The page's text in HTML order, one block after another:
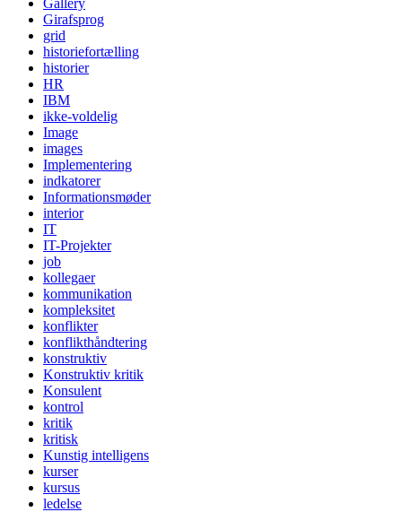
Girafsprog
grid
historiefortælling
historier
HR
IBM
ikke-voldelig
Image
images
Implementering
indkatorer
Informationsmøder
interior
IT
IT-Projekter
job
kollegaer
kommunikation
kompleksitet
konflikter
konflikthåndtering
konstruktiv
Konstruktiv kritik
Konsulent
kontrol
kritik
kritisk
Kunstig intelligens
kurser
kursus
ledelse